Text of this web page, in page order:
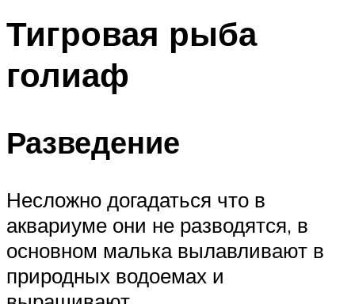
Тигровая рыба
голиаф
Разведение
Несложно догадаться что в
аквариуме они не разводятся, в
основном малька вылавливают в
природных водоемах и